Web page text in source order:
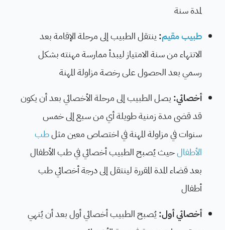
لمدة سنة
طبيب مقيم: ينتقل الطبيب إلى مرحلة الإقامة بعد
الانتهاء من سنة الامتياز ليبدأ ممارسة مهنته بشكل
رسمي بعد الحصول على رخصة مزاولة المهنة
أخصائي: يصل الطبيب إلى مرحلة الأخصائي بعد أن يكون
قد قضى مدة زمنية طويلة أي من سبع إلى خمس
سنوات في مزاولة المهنة في اختصاص معين مثلطب
الأطفالحيث يُصبح الطبيب أخصائي في طب الأطفال
بعد قضاء المدة المقررة لينتقل إلى درجة أخصائي طب
أطفال
أخصائي أول:يُصبح الطبيب أخصائي أول بعد أن يُنهي